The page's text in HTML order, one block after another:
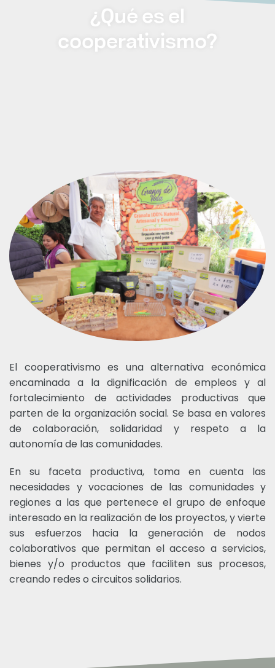
¿Qué es el
cooperativismo?
El cooperativismo es una alternativa económica
encaminada a la dignificación de empleos y al
fortalecimiento de actividades productivas que
parten de la organización social. Se basa en valores
de colaboración, solidaridad y respeto a la
autonomía de las comunidades.
En su faceta productiva, toma en cuenta las
necesidades y vocaciones de las comunidades y
regiones a las que pertenece el grupo de enfoque
interesado en la realización de los proyectos, y vierte
sus esfuerzos hacia la generación de nodos
colaborativos que permitan el acceso a servicios,
bienes y/o productos que faciliten sus procesos,
creando redes o circuitos solidarios.